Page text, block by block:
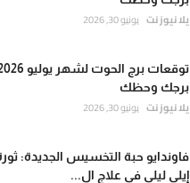
يلا نيوز نت يونيو 30, 2026
برجك وحظك
يلا نيوز نت يونيو 30, 2026
فاوندايو حبة التخسيس الجديدة:
إيلي ليلي في علاج ال...